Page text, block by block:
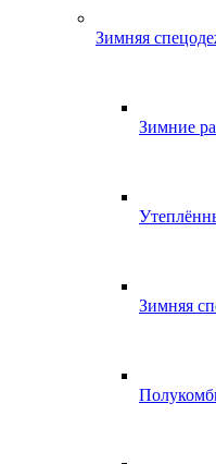
Зимняя
Зимние
Зимняя